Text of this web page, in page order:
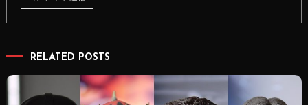
RELATED POSTS